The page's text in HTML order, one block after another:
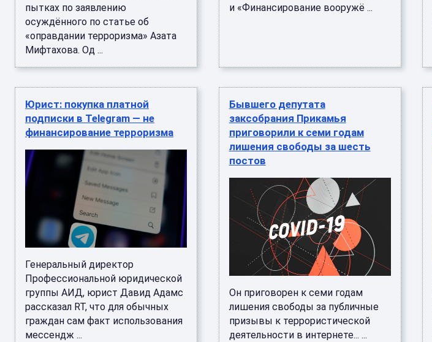
пытках по заявлению
осуждённого по статье об
«оправдании терроризма» Азата
Мифтахова. Од ...
и «Финансирование вооружё ...
Юрист: покупка платной
подписки в Telegram — не
финансирование терроризма
Генеральный директор
Профессиональной юридической
группы АИД, юрист Давид Адамс
рассказал RT, что для обычных
граждан сам факт использования
мессендж ...
Бывшего депутата
заксобрания Прикамья
приговорили к семи годам
лишения свободы за шесть
постов
Он приговорен к семи годам
лишения свободы за публичные
призывы к террористической
деятельности в интернете... ...